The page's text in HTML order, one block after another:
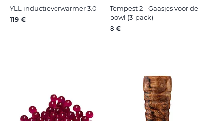
YLL inductieverwarmer 3.0
119 €
Tempest 2 - Gaasjes voor de
bowl (3-pack)
8 €